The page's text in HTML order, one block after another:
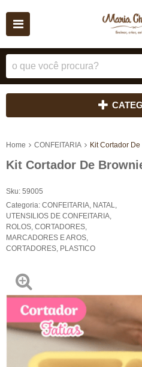
Home CONFEITARIA Kit Cortador
Kit Cortador De
Sku: 59005
Categoria: CONFEITARIA NATAL
UTENSILIOS DE CONFEITARIA
ROLOS, CORTADORES,
MARCADORES E AROS
CORTADORES PLASTICO